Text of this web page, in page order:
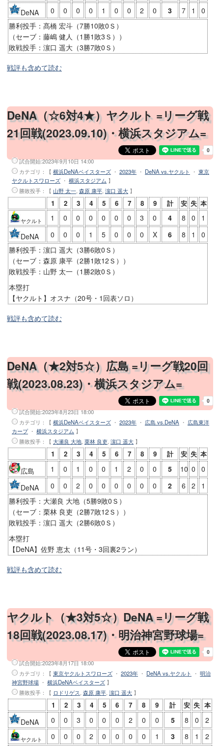
DeNA
0 0 0 0 1 0 0 2 0 3 7 1
0
勝利投手：髙橋 宏斗（7勝10敗0Ｓ）
（セーブ：藤嶋 健人（1勝1敗3Ｓ））
敗戦投手：濵口 遥大（3勝7敗0Ｓ）
戦評も含めて読む
DeNA（☆6対4★）ヤクルト =リーグ戦
21回戦(2023.09.10)・横浜スタジアム=
試合開始:2023年9月10日 14:00
カテゴリ：【 横浜DeNAベイスターズ ・ 2023年 ・ DeNA vs.ヤクルト ・ 東京
ヤクルトスワローズ ・ 横浜スタジアム 】
勝敗投手 ：【 山野 太一 森原 康平 濵口 遥大 】
1 2 3 4 5 6 7 8 9 計 安 失 本
ヤクルト 1 0 0 0 0 0 0 3 0 4 8 0
1
DeNA
0 0 0 1 5 0 0 0 X 6 8 1
0
勝利投手：濵口 遥大（3勝6敗0Ｓ）
（セーブ：森原 康平（2勝1敗12Ｓ））
敗戦投手：山野 太一（1勝2敗0Ｓ）
本塁打
【ヤクルト】オスナ（20号・1回表ソロ）
戦評も含めて読む
DeNA（★2対5☆）広島 =リーグ戦20回
戦(2023.08.23)・横浜スタジアム=
試合開始:2023年8月23日 18:00
カテゴリ：【 横浜DeNAベイスターズ ・ 2023年 ・ 広島 vs.DeNA ・ 広島東洋
カープ・ 横浜スタジアム 】
勝敗投手 ：【 大瀬良 大地, 栗林 良吏, 濵口 遥大 】
1 2 3 4 5 6 7 8 9 計 安 失 本
広島 1 0 1 0 0 1 2 0 0 5 10 0
0
DeNA
0 0 2 0 0 0 0 0 0 2 6 2
1
勝利投手：大瀬良 大地（5勝9敗0Ｓ）
（セーブ：栗林 良吏（2勝7敗12Ｓ））
敗戦投手：濵口 遥大（2勝6敗0Ｓ）
本塁打
【DeNA】佐野 恵太（11号・3回裏2ラン）
戦評も含めて読む
ヤクルト（★3対5☆）DeNA =リーグ戦
18回戦(2023.08.17)・明治神宮野球場=
試合開始:2023年8月17日 18:00
カテゴリ：【 東京ヤクルトスワローズ ・ 2023年 ・ DeNA vs.ヤクルト ・ 明治
神宮野球場 ・ 横浜DeNAベイスターズ 】
勝敗投手 ：【 ロドリゲス, 森原 康平, 濵口 遥大 】
1 2 3 4 5 6 7 8 9 計 安 失 本
DeNA 0 0 3 0 0 0 2 0 0 5 8 0 2
ヤクルト 0 0 0 2 0 0 0 0 1 3 8 1
2